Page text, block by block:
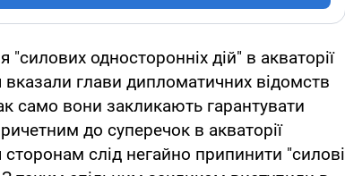
"силових односторонніх дій" в акваторії
глави дипломатичних відомств
само вони закликають гарантувати
до суперечок в акваторії
слід негайно припинити "силові